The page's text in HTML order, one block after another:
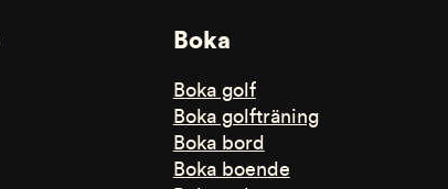
Boka
Boka golf
Boka golfträning
Boka bord
Boka boende